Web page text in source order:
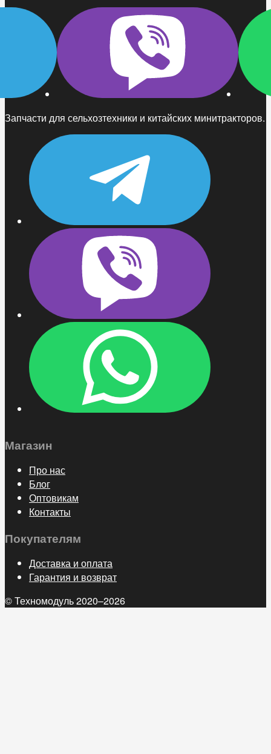
Запчасти для сельхозтехники и китайских минитракторов.
Магазин
Про нас
Блог
Оптовикам
Контакты
Покупателям
Доставка и оплата
Гарантия и возврат
© Техномодуль 2020–2026